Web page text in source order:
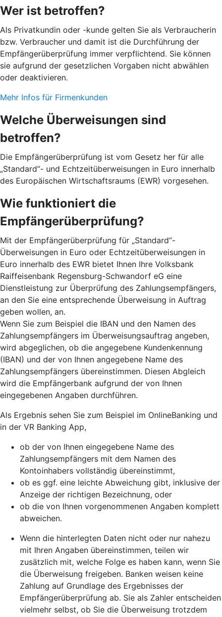
Wer ist betroffen?
Als Privatkundin oder -kunde gelten Sie als Verbraucherin
bzw. Verbraucher und damit ist die Durchführung der
Empfängerüberprüfung immer verpflichtend. Sie können
sie aufgrund der gesetzlichen Vorgaben nicht abwählen
oder deaktivieren.
Mehr Infos für Firmenkunden
Welche Überweisungen sind
betroffen?
Die Empfängerüberprüfung ist vom Gesetz her für alle
„Standard“- und Echtzeitüberweisungen in Euro innerhalb
des Europäischen Wirtschaftsraums (EWR) vorgesehen.
Wie funktioniert die
Empfängerüberprüfung?
Mit der Empfängerüberprüfung für „Standard“-
Überweisungen in Euro oder Echtzeitüberweisungen in
Euro innerhalb des EWR bietet Ihnen Ihre Volksbank
Raiffeisenbank Regensburg-Schwandorf eG eine
Dienstleistung zur Überprüfung des Zahlungsempfängers,
an den Sie eine entsprechende Überweisung in Auftrag
geben wollen, an.
Wenn Sie zum Beispiel die IBAN und den Namen des
Zahlungsempfängers im Überweisungsauftrag angeben,
wird abgeglichen, ob die angegebene Kundenkennung
(IBAN) und der von Ihnen angegebene Name des
Zahlungsempfängers übereinstimmen. Diesen Abgleich
wird die Empfängerbank aufgrund der von Ihnen
eingegebenen Angaben durchführen.
Als Ergebnis sehen Sie zum Beispiel im OnlineBanking und
in der VR Banking App,
ob der von Ihnen eingegebene Name des
Zahlungsempfängers mit dem Namen des
Kontoinhabers vollständig übereinstimmt,
ob es ggf. eine leichte Abweichung gibt, inklusive der
Anzeige der richtigen Bezeichnung, oder
ob die von Ihnen vorgenommenen Angaben komplett
abweichen.
Wenn die hinterlegten Daten nicht oder nur nahezu
mit Ihren Angaben übereinstimmen, teilen wir
zusätzlich mit, welche Folge es haben kann, wenn Sie
die Überweisung freigeben. Banken weisen keine
Zahlung auf Grundlage des Ergebnisses der
Empfängerüberprüfung ab. Sie als Zahler entscheiden
vielmehr selbst, ob Sie die Überweisung trotzdem